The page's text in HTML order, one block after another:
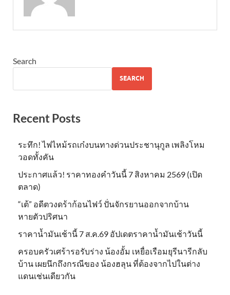
Search
SEARCH
Recent Posts
ระทึก! ไฟไหม้รถเก๋งบนทางด่วนประชานุกูล เพลิงโหม
วอดทั้งคัน
ประกาศแล้ว! ราคาทองคำวันนี้ 7 สิงหาคม 2569 (เปิด
ตลาด)
“เต้” อดีตวงดร้าก้อนไฟว์ ปั่นจักรยานออกจากบ้าน
หายตัวปริศนา
ราคาน้ำมันเช้านี้ 7 ส.ค.69 อัปเดตราคาน้ำมันเช้าวันนี้
ครอบครัวเศร้ารอรับร่าง น้องอั้ม เหยื่อเรือมยุรีนารีกลับ
บ้าน เผยนึกถึงกรณีของ น้องฮลุน ที่ต้องจากไปในต่าง
แดนเช่นเดียวกัน